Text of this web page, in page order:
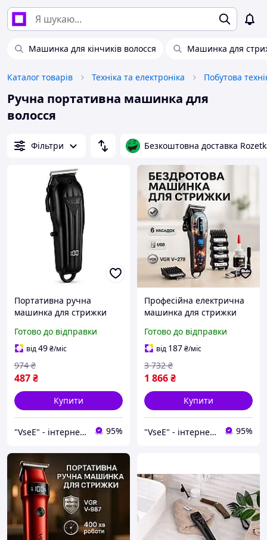
Машинка для кінчиків волосся Машинка для
Каталог товарів Техніка та електроніка Побутова
Ручна портативна машинка для
волосся
Фільтри Безкоштовна доставка
Портативна ручна
машинка для стрижки
самостійної стрижки
волосся XF-45
Готово до відправки
від49₴/міс
487₴
974 ₴
Купити
"VseE" - інтернет-магазин тактичного військового спорядження | Власне виробництво | 95%
Професійна електрична
машинка для стрижки
Портативна ручна
машинка для стрижки
волосся QN-11
Готово до відправки
від 187₴/міс
1 866₴
3 732 ₴
Купити
"VseE" - інтернет-магазин тактичного військового спорядження | Власне виробництво | 95%